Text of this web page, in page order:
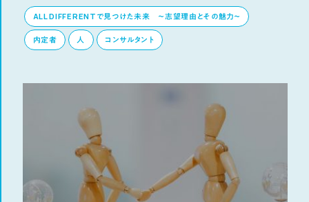
ALL DIFFERENTで見つけた未来 ～志望理由とその魅力～
内定者 人 コンサルタント